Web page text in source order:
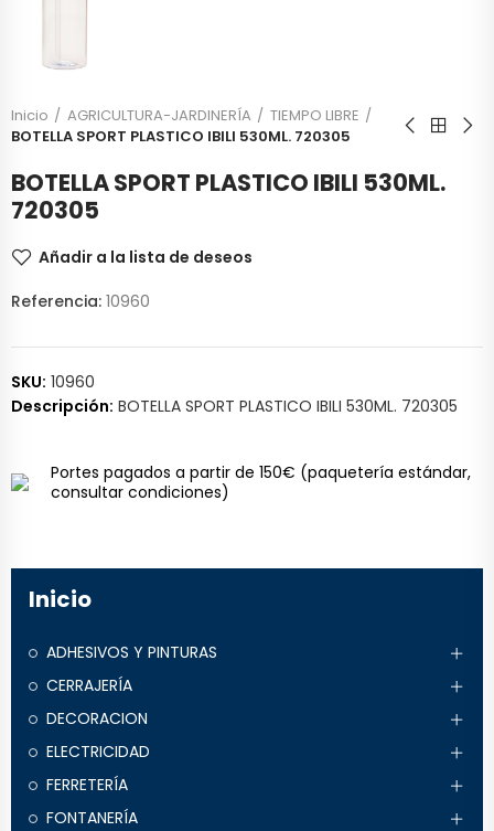
Inicio AGRICULTURA-JARDINERÍA
TIEMPO LIBRE
BOTELLA SPORT PLASTICO IBILI 530ML. 720305
BOTELLA SPORT PLASTICO IBILI 530ML.
720305
Añadir a la lista de deseos
Referencia: 10960
SKU: 10960
Descripción: BOTELLA SPORT PLASTICO IBILI 530ML. 720305
Portes pagados a partir de 150€ (paquetería estándar,
consultar condiciones)
Inicio
ADHESIVOS Y PINTURAS
CERRAJERÍA
DECORACION
ELECTRICIDAD
FERRETERÍA
FONTANERÍA